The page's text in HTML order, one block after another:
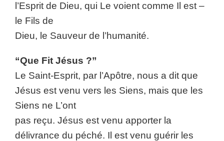
l’Esprit de Dieu, qui Le voient comme Il est –
le Fils de
Dieu, le Sauveur de l’humanité.
“Que Fit Jésus ?”
Le Saint-Esprit, par l’Apôtre, nous a dit que
Jésus est venu vers les Siens, mais que les
Siens ne L’ont
pas reçu. Jésus est venu apporter la
délivrance du péché. Il est venu guérir les